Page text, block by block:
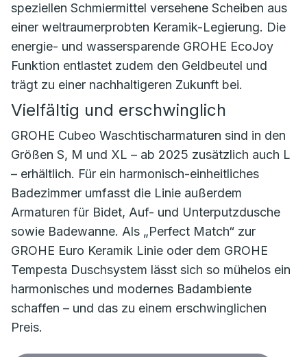
speziellen Schmiermittel versehene Scheiben aus
einer weltraumerprobten Keramik-Legierung. Die
energie- und wassersparende GROHE EcoJoy
Funktion entlastet zudem den Geldbeutel und
trägt zu einer nachhaltigeren Zukunft bei.
Vielfältig und erschwinglich
GROHE Cubeo Waschtischarmaturen sind in den
Größen S, M und XL – ab 2025 zusätzlich auch L
– erhältlich. Für ein harmonisch-einheitliches
Badezimmer umfasst die Linie außerdem
Armaturen für Bidet, Auf- und Unterputzdusche
sowie Badewanne. Als „Perfect Match“ zur
GROHE Euro Keramik Linie oder dem GROHE
Tempesta Duschsystem lässt sich so mühelos ein
harmonisches und modernes Badambiente
schaffen – und das zu einem erschwinglichen
Preis.